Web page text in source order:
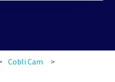
Cobli Cam